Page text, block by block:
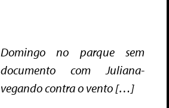
Domingo no parque sem
documento com Juliana-
vegando contra o vento […]